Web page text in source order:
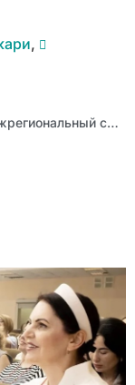
,
Межрегиональный семинар-практикум «Школа наставничества» завершился в Санкт- Петербурге